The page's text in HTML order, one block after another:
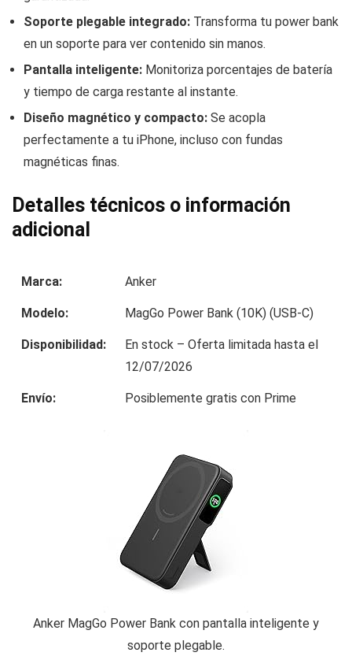
Soporte plegable integrado: Transforma tu power bank
en un soporte para ver contenido sin manos.
Pantalla inteligente: Monitoriza porcentajes de batería
y tiempo de carga restante al instante.
Diseño magnético y compacto: Se acopla
perfectamente a tu iPhone, incluso con fundas
magnéticas finas.
Detalles técnicos o información
adicional
Marca: Anker
Modelo: MagGo Power Bank (10K) (USB-C)
Disponibilidad:
En stock – Oferta limitada hasta el
12/07/2026
Envío: Posiblemente gratis con Prime
Anker MagGo Power Bank con pantalla inteligente y
soporte plegable.